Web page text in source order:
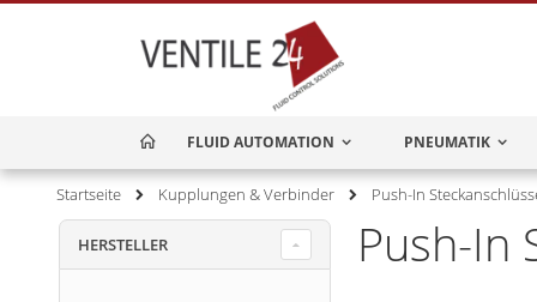
HOME
FLUID AUTOMATION PNEUMATIK
Startseite Kupplungen & Verbinder Push-In
Push-In
HERSTELLER